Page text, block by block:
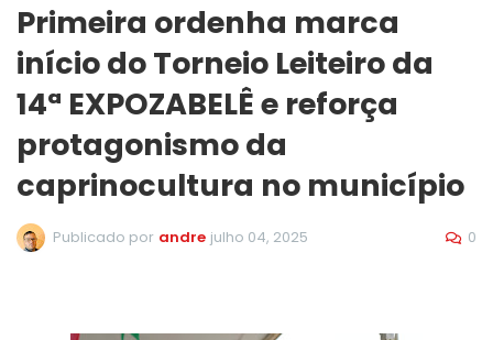
Primeira ordenha marca
início do Torneio Leiteiro da
14ª EXPOZABELÊ e reforça
protagonismo da
caprinocultura no município
Publicado por andre julho 04, 2025 0